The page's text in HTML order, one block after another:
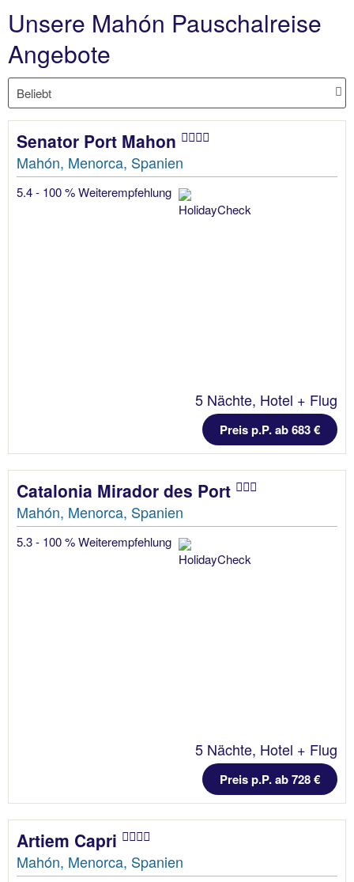
Unsere Mahón Pauschalreise
Angebote
Senator Port Mahon
Mahón, Menorca, Spanien
5.4 - 100 % Weiterempfehlung
5 Nächte, Hotel + Flug
Preis p.P. ab 683 €
Catalonia Mirador des Port
Mahón, Menorca, Spanien
5.3 - 100 % Weiterempfehlung
5 Nächte, Hotel + Flug
Preis p.P. ab 728 €
Artiem Capri
Mahón, Menorca, Spanien